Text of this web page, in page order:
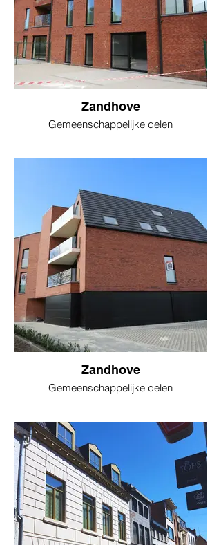
Zandhove
Gemeenschappelijke delen
Zandhove
Gemeenschappelijke delen